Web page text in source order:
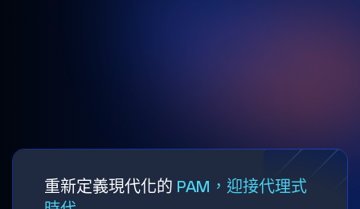
重新定義現代化的 PAM，迎接代理式